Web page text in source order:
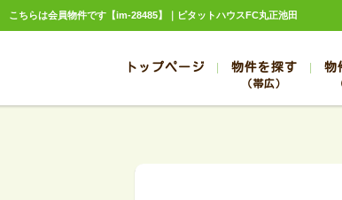
こちらは会員物件です【im-28485】｜ピタットハウスFC丸正池田
トップページ 物件を探す
（帯広）
物